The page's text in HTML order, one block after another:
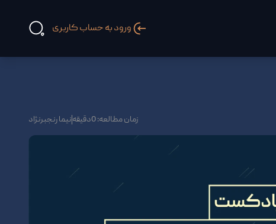
ورود به حساب کاربری
زمان مطالعه: 0دقیقه نیما رنجبرنژاد